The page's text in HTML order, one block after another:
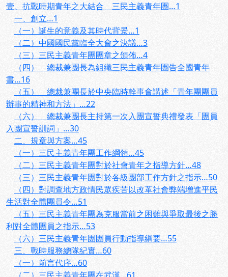
壹、抗戰時期青年之大結合 三民主義青年團…1
一、創立…1
（一）誕生的意義及其時代背景…1
（二）中國國民黨臨全大會之決議…3
（三）三民主義青年團團章之頒佈…4
（四） 總裁兼團長為組織三民主義青年團告全國青年
書…16
（五） 總裁兼團長於中央臨時幹事會講述「青年團團員
辦事的精神和方法」…22
（六） 總裁兼團長主持第一次入團宣誓典禮發表「團員
入團宣誓訓詞」…30
二、規章與方案…45
（一）三民主義青年團工作綱領…45
（二）三民主義青年團對於社會青年之指導方針…48
（三）三民主義青年團對於各級團部工作方針之指示…50
（四）對調查地方政情民眾疾苦以改革社會弊端增進平民
生活對全體團員令…51
（五）三民主義青年團為克服當前之困難與爭取最後之勝
利對全體團員之指示…53
（六）三民主義青年團團員行動指導綱要…55
三、戰時服務總隊紀實…60
（一）前言代序…60